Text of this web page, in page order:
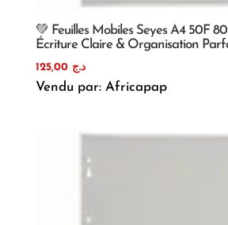
💚 Feuilles Mobiles Seyes A4 50F
Écriture Claire & Organisation
د.ج 125,00
Vendu par: Africapap